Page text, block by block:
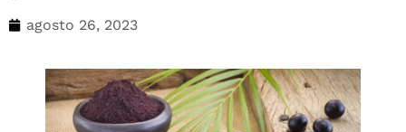
agosto 26, 2023